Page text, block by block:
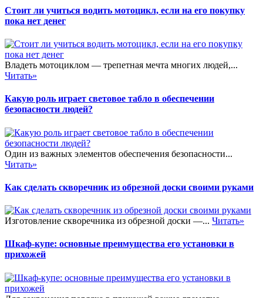
Стоит ли учиться водить мотоцикл, если на его покупку
пока нет денег
Владеть мотоциклом — трепетная мечта многих людей,...
Читать»
Какую роль играет световое табло в обеспечении
безопасности людей?
Один из важных элементов обеспечения безопасности...
Читать»
Как сделать скворечник из обрезной доски своими руками
Изготовление скворечника из обрезной доски —... Читать»
Шкаф-купе: основные преимущества его установки в
прихожей